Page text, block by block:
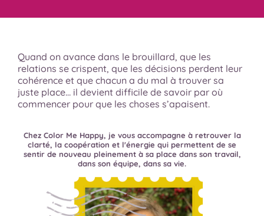
Quand on avance dans le brouillard, que les
relations se crispent, que les décisions perdent leur
cohérence et que chacun a du mal à trouver sa
juste place… il devient difficile de savoir par où
commencer pour que les choses s’apaisent.
Chez Color Me Happy, je vous accompagne à retrouver la
clarté, la coopération et l'énergie qui permettent de se
sentir de nouveau pleinement à sa place dans son travail,
dans son équipe, dans sa vie.